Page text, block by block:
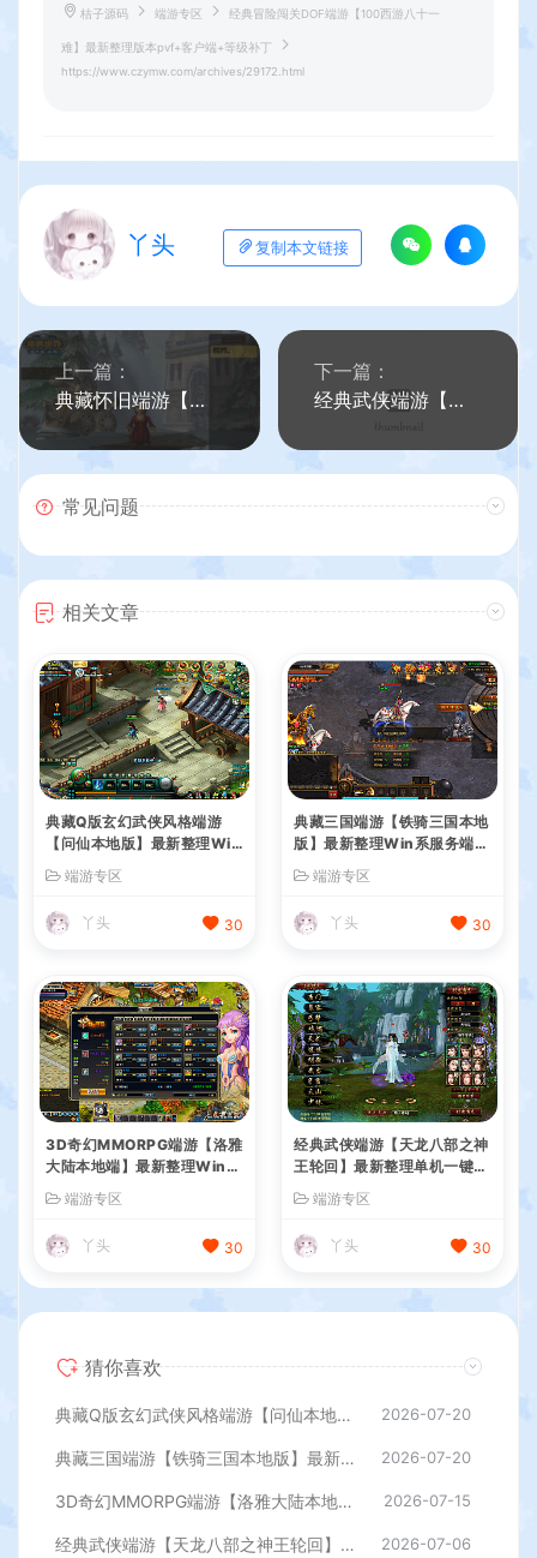
桔子源码 端游专区 经典冒险闯关DOF端游【100西游八十一
难】最新整理版本pvf+客户端+等级补丁
https://www.czymw.com/archives/29172.html
丫头 复制本文链接
上一篇：
典藏怀旧端游【魔兽世界335阿拉德魔兽】最新整理Win系服务端+PC客户端+网页注册+GM指令教程+详细搭建教程
下一篇：
经典武侠端游【天龙八部之忆当年085复古珍藏完美版】最新整理Linux手工服务端+PC客户端+GM工具+详细搭建教程
常见问题
相关文章
典藏Q版玄幻武侠风格端游
【问仙本地版】最新整理Win
系服务端+PC客户端+GM指
令+详细搭建教程
端游专区
丫头 30
典藏三国端游【铁骑三国本地
版】最新整理Win系服务端+
PC客户端+详细搭建教程+G
M命令教程
端游专区
丫头 30
3D奇幻MMORPG端游【洛雅
大陆本地端】最新整理Win一
键服务端+PC客户端+GM工
具+详细搭建教程
端游专区
丫头 30
经典武侠端游【天龙八部之神
王轮回】最新整理单机一键即
玩镜像端+Linux手工服务端+
PC客户端+GM工具+详细搭
建教程
端游专区
丫头 30
猜你喜欢
典藏Q版玄幻武侠风格端游【问仙本地版】最新整理Win系服务端+PC客户端+GM指令+详细搭建教程 2026-07-20
典藏三国端游【铁骑三国本地版】最新整理Win系服务端+PC客户端+详细搭建教程+GM命令教程 2026-07-20
3D奇幻MMORPG端游【洛雅大陆本地端】最新整理Win一键服务端+PC客户端+GM工具+详细搭建教程 2026-07-15
经典武侠端游【天龙八部之神王轮回】最新整理单机一键即玩镜像端+Linux手工服务端+PC客户端+GM工具+详细搭建教程 2026-07-06